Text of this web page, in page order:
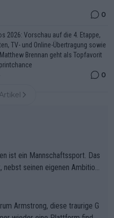
0
2026: Vorschau auf die 4. Etappe,
TV- und Online-Übertragung sowie
Brennan geht als Topfavorit
0
ist ein Mannschaftssport. Das
seinen eigenen Ambition
machen und konkret am Erf
anzurechnen. Das ist ein Zei
Armstrong, diese traurige G